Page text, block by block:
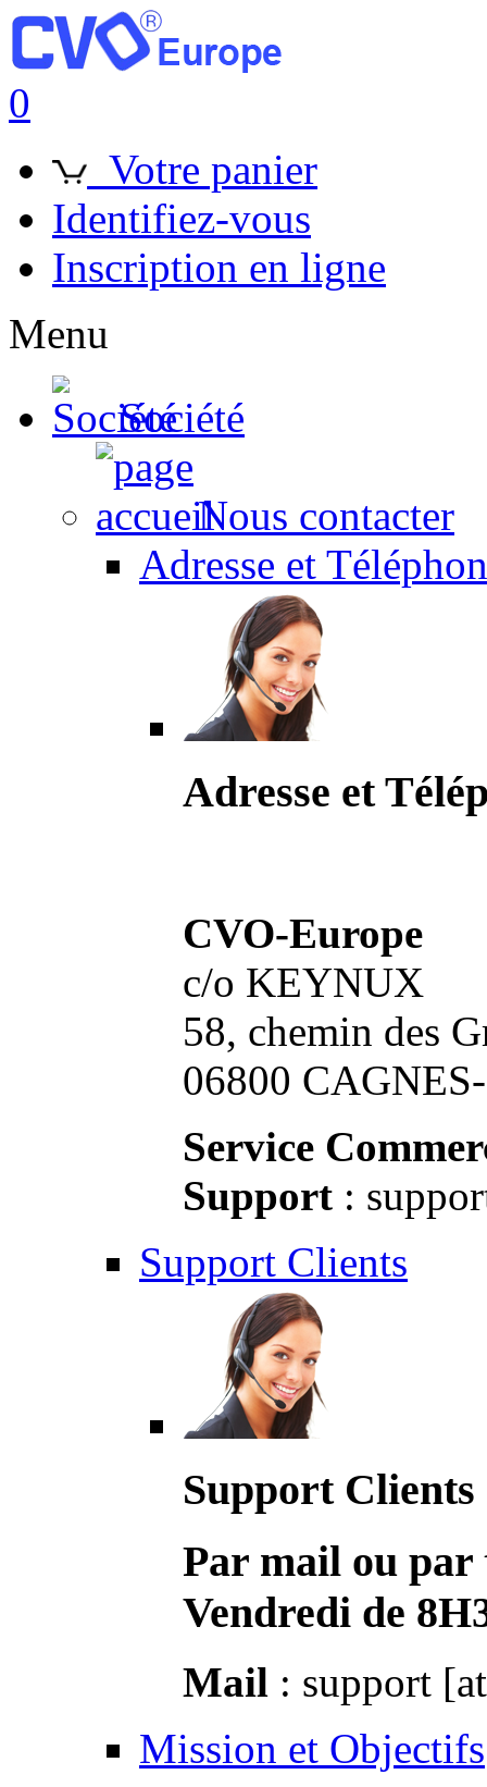
0
Votre panier
Identifiez-vous
Inscription en ligne
Menu
Société
Nous contacter
Adresse et
Adresse et
CVO-Europe
c/o KEYNUX
58, chemin des
06800
Service
Support :
Support Clients
Support Clients
Par mail ou par
Vendredi de
Mail : support
Mission et Objectifs